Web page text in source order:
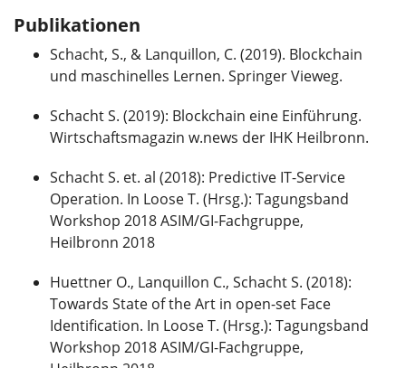
Publikationen
Schacht, S., & Lanquillon, C. (2019). Blockchain
und maschinelles Lernen. Springer Vieweg.
Schacht S. (2019): Blockchain eine Einführung.
Wirtschaftsmagazin w.news der IHK Heilbronn.
Schacht S. et. al (2018): Predictive IT-Service
Operation. In Loose T. (Hrsg.): Tagungsband
Workshop 2018 ASIM/GI-Fachgruppe,
Heilbronn 2018
Huettner O., Lanquillon C., Schacht S. (2018):
Towards State of the Art in open-set Face
Identification. In Loose T. (Hrsg.): Tagungsband
Workshop 2018 ASIM/GI-Fachgruppe,